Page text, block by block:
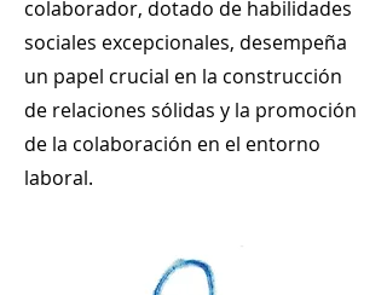
colaborador, dotado de habilidades
sociales excepcionales, desempeña
un papel crucial en la construcción
de relaciones sólidas y la promoción
de la colaboración en el entorno
laboral.